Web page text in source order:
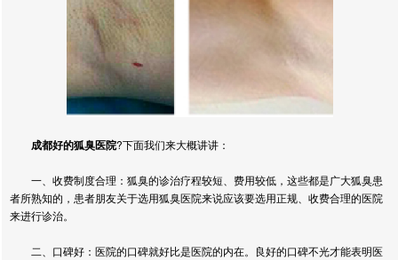
成都好的狐臭医院?下面我们来大概讲讲：
一、收费制度合理：狐臭的诊治疗程较短、费用较低，这些都是广大狐臭患
者所熟知的，患者朋友关于选用狐臭医院来说应该要选用正规、收费合理的医院
来进行诊治。
二、口碑好：医院的口碑就好比是医院的内在。良好的口碑不光才能表明医